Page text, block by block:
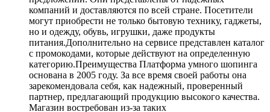
компаний и доставляются по всей стране. Посетители
могут приобрести не только бытовую технику, гаджеты,
но и одежду, обувь, игрушки, даже продукты
питания.Дополнительно на сервисе представлен каталог
с промокодами, которые действуют на определенную
категорию.Преимущества Платформа умного шопинга
основана в 2005 году. За все время своей работы она
зарекомендовала себя, как надежный, проверенный
партнер, предлагающий продукцию высокого качества.
Магазин востребован из-за таких